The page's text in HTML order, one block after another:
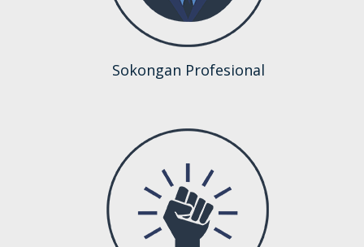
Sokongan Profesional